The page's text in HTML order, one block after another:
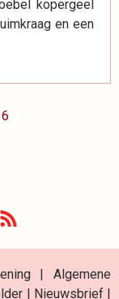
kopergeel
en een
Page
6
|Algemene
| Nieuwsbrief|